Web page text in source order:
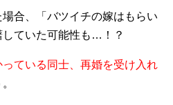
合、「バツイチの嫁はもらい
ていた可能性も…！？
ている同士、再婚を受け入れ